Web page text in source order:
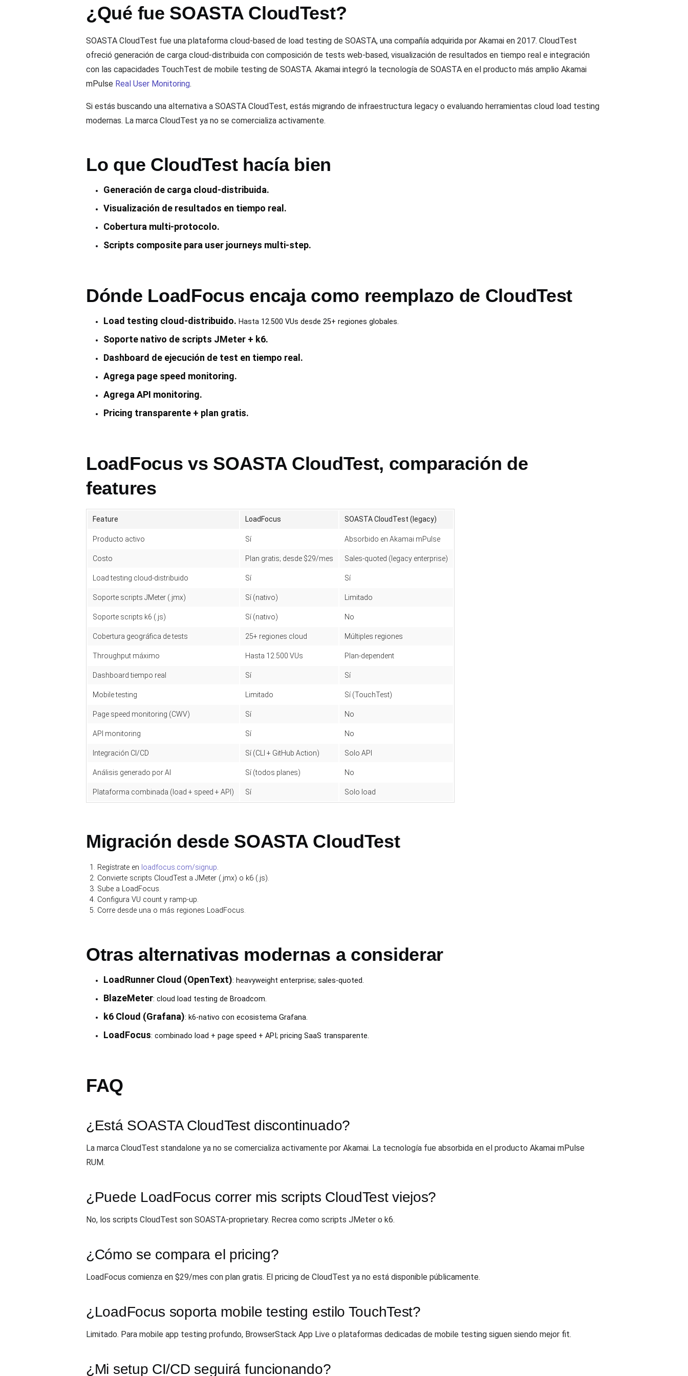
¿Qué fue SOASTA CloudTest?
SOASTA CloudTest fue una plataforma cloud-based de load testing de SOASTA, una compañía adquirida por Akamai en 2017. CloudTest
ofreció generación de carga cloud-distribuida con composición de tests web-based, visualización de resultados en tiempo real e integración
con las capacidades TouchTest de mobile testing de SOASTA. Akamai integró la tecnología de SOASTA en el producto más amplio Akamai
mPulse Real User Monitoring.
Si estás buscando una alternativa a SOASTA CloudTest, estás migrando de infraestructura legacy o evaluando herramientas cloud load testing
modernas. La marca CloudTest ya no se comercializa activamente.
Lo que CloudTest hacía bien
Generación de carga cloud-distribuida.
Visualización de resultados en tiempo real.
Cobertura multi-protocolo.
Scripts composite para user journeys multi-step.
Dónde LoadFocus encaja como reemplazo de CloudTest
Load testing cloud-distribuido. Hasta 12.500 VUs desde 25+ regiones globales.
Soporte nativo de scripts JMeter + k6.
Dashboard de ejecución de test en tiempo real.
Agrega page speed monitoring.
Agrega API monitoring.
Pricing transparente + plan gratis.
LoadFocus vs SOASTA CloudTest, comparación de
features
Feature LoadFocus SOASTA CloudTest (legacy)
Producto activo Sí Absorbido en Akamai mPulse
Costo Plan gratis; desde $29/mes Sales-quoted (legacy enterprise)
Load testing cloud-distribuido Sí Sí
Soporte scripts JMeter (.jmx) Sí (nativo) Limitado
Soporte scripts k6 (.js) Sí (nativo) No
Cobertura geográfica de tests 25+ regiones cloud Múltiples regiones
Throughput máximo Hasta 12.500 VUs Plan-dependent
Dashboard tiempo real Sí Sí
Mobile testing Limitado Sí (TouchTest)
Page speed monitoring (CWV) Sí No
API monitoring Sí No
Integración CI/CD Sí (CLI + GitHub Action) Solo API
Análisis generado por AI Sí (todos planes) No
Plataforma combinada (load + speed + API) Sí Solo load
Migración desde SOASTA CloudTest
Regístrate en loadfocus.com/signup.
Convierte scripts CloudTest a JMeter (.jmx) o k6 (.js).
Sube a LoadFocus.
Configura VU count y ramp-up.
Corre desde una o más regiones LoadFocus.
Otras alternativas modernas a considerar
LoadRunner Cloud (OpenText): heavyweight enterprise; sales-quoted.
BlazeMeter: cloud load testing de Broadcom.
k6 Cloud (Grafana): k6-nativo con ecosistema Grafana.
LoadFocus: combinado load + page speed + API; pricing SaaS transparente.
FAQ
¿Está SOASTA CloudTest discontinuado?
La marca CloudTest standalone ya no se comercializa activamente por Akamai. La tecnología fue absorbida en el producto Akamai mPulse
RUM.
¿Puede LoadFocus correr mis scripts CloudTest viejos?
No, los scripts CloudTest son SOASTA-proprietary. Recrea como scripts JMeter o k6.
¿Cómo se compara el pricing?
LoadFocus comienza en $29/mes con plan gratis. El pricing de CloudTest ya no está disponible públicamente.
¿LoadFocus soporta mobile testing estilo TouchTest?
Limitado. Para mobile app testing profundo, BrowserStack App Live o plataformas dedicadas de mobile testing siguen siendo mejor fit.
¿Mi setup CI/CD seguirá funcionando?